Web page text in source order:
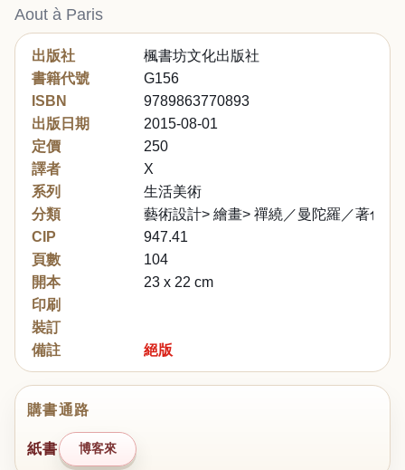
Aout à Paris
出版社
楓書坊文化出版社
書籍代號
G156
ISBN
9789863770893
出版日期
2015-08-01
定價
250
譯者
X
系列
生活美術
分類
藝術設計> 繪畫> 禪繞／曼陀羅／著色
CIP
947.41
頁數
104
開本
23 x 22 cm
印刷
裝訂
備註
絕版
購書通路
紙書 博客來